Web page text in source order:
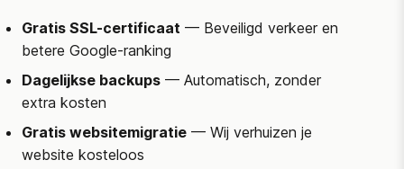
Gratis SSL-certificaat — Beveiligd verkeer en
betere Google-ranking
Dagelijkse backups — Automatisch, zonder
extra kosten
Gratis websitemigratie — Wij verhuizen je
website kosteloos